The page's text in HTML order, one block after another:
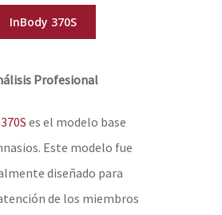
InBody 370S
Profesional
es el modelo base
Este modelo fue
diseñado para
de los miembros